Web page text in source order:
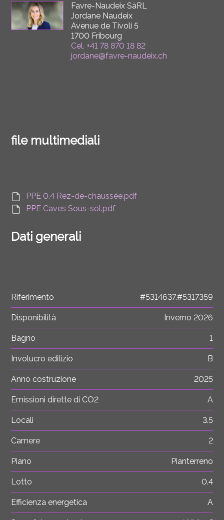
Favre-Naudeix SàRL
Jordane Naudeix
Avenue de Tivoli 5
1700 Fribourg
Cel. +41 78 870 18 82
jordane@favre-naudeix.ch
file multimediali
PPE 0.4 Rez-de-chaussée.pdf
PPE Caves Sous-sol.pdf
Dati generali
Riferimento #5314637.#5317359
Disponibilità Inverno 2026
Bagno 1
Involucro edilizio B
Anno costruzione 2025
Emissioni dirette di CO2 A
Locali 3.5
Camere 2
Piano Pianterreno
Lotto 0.4
Efficienza energetica A